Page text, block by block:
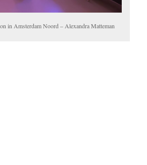
in Amsterdam Noord – Alexandra Matteman